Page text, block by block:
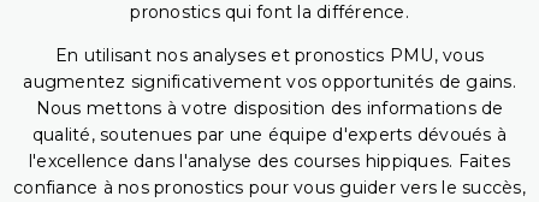
pronostics qui font la différence.
En utilisant nos analyses et pronostics PMU, vous
augmentez significativement vos opportunités de gains.
Nous mettons à votre disposition des informations de
qualité, soutenues par une équipe d'experts dévoués à
l'excellence dans l'analyse des courses hippiques. Faites
confiance à nos pronostics pour vous guider vers le succès,